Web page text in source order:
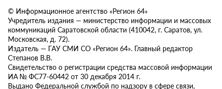
© Информационное агентство «Регион 64»
Учредитель издания — министерство информации и массовых
коммуникаций Саратовской области (410042, г. Саратов, ул.
Московская, д. 72).
Издатель — ГАУ СМИ СО «Регион 64». Главный редактор
Степанов В.В.
Свидетельство о регистрации средства массовой информации
ИА № ФС77-60442 от 30 декабря 2014 г.
Выдано Федеральной службой по надзору в сфере связи,